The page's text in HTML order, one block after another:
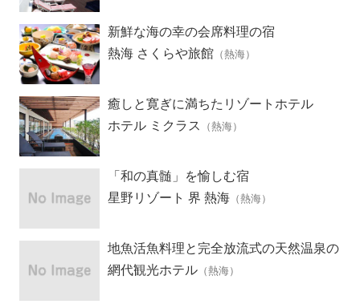
新鮮な海の幸の会席料理の宿
熱海 さくらや旅館 （熱海）
癒しと寛ぎに満ちたリゾートホテル
ホテル ミクラス
（熱海）
「和の真髄」を愉しむ宿
星野リゾート 界 熱海 （熱海）
地魚活魚料理と完全放流式の天然温泉の
宿
網代観光ホテル （熱海）